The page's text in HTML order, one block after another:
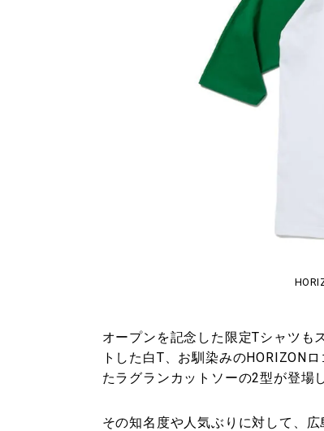
オープンを記念した限定Tシャツも
トした白T、お馴染みのHORIZON
たラグランカットソーの2型が登場
その知名度や人気ぶりに対して、広